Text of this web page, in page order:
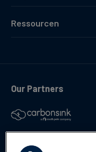
Ressourcen
Our Partners